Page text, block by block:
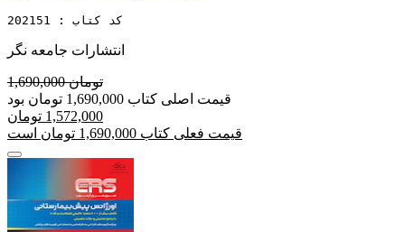
کد کتاب : 202151
انتشارات جامعه نگر
1,690,000 تومان
قیمت اصلی کتاب 1,690,000 تومان بود
1,572,000 تومان
قیمت فعلی کتاب 1,690,000 تومان است